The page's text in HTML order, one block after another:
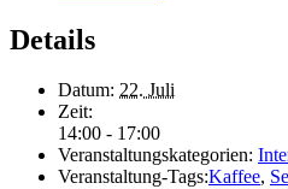
Details
Datum: 22. Juli
Zeit:
14:00 - 17:00
Veranstaltungskategorien:
Veranstaltung-Tags:Kaffee,